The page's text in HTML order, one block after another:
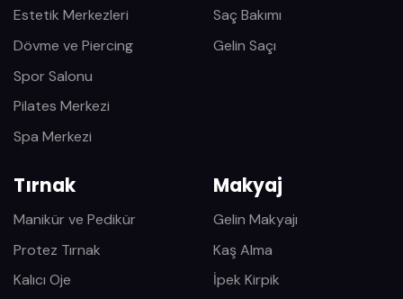
Estetik Merkezleri
Dövme ve Piercing
Spor Salonu
Pilates Merkezi
Spa Merkezi
Saç Bakımı
Gelin Saçı
Tırnak
Manikür ve Pedikür
Protez Tırnak
Kalıcı Oje
Makyaj
Gelin Makyajı
Kaş Alma
İpek Kirpik